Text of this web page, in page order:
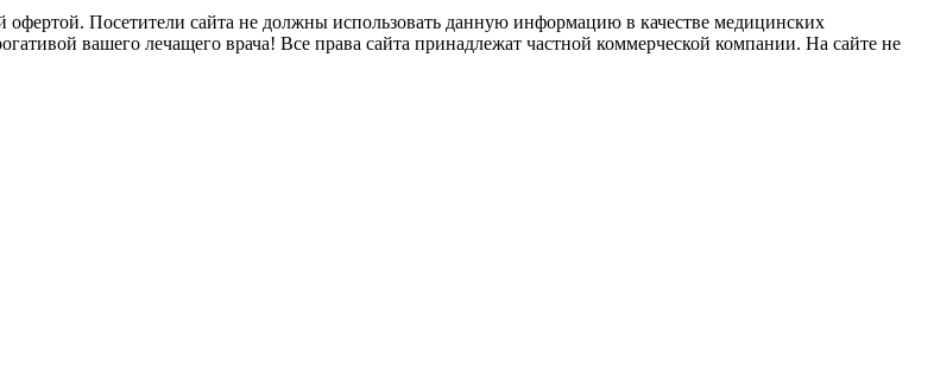
Посетители сайта не должны использовать данную информацию в качестве медицинских
вашего лечащего врача! Все права сайта принадлежат частной коммерческой компании. На сайте не